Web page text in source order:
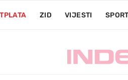
ZID VIJESTI SPORT